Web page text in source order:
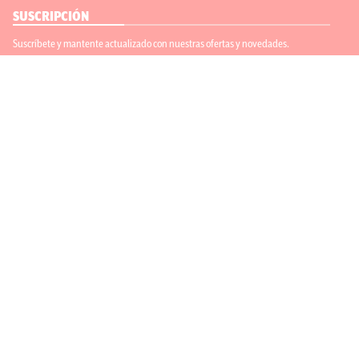
SUSCRIPCIÓN
Suscríbete y mantente actualizado con nuestras ofertas y novedades.